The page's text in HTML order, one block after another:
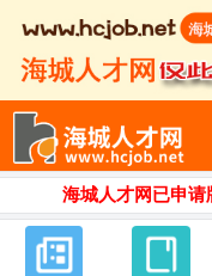
海城人才网已申